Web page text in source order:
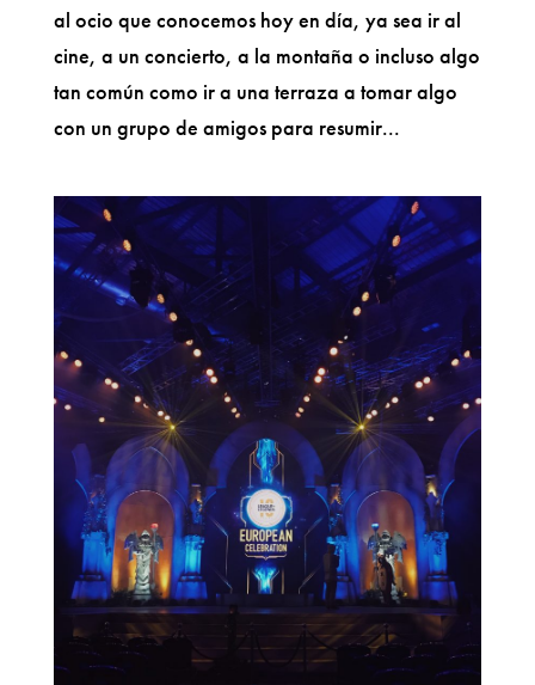
al ocio que conocemos hoy en día, ya sea ir al
cine, a un concierto, a la montaña o incluso algo
tan común como ir a una terraza a tomar algo
con un grupo de amigos para resumir...